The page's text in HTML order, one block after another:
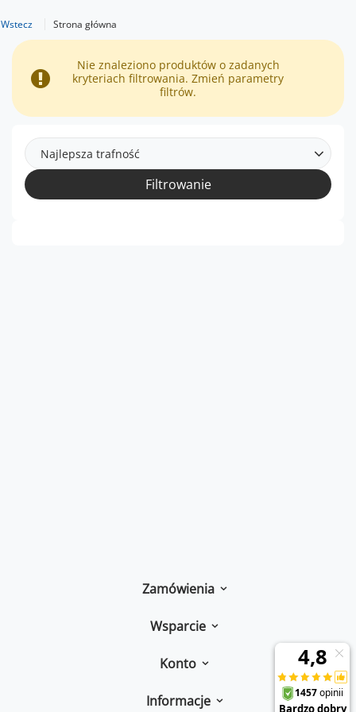
Wstecz Strona główna
Nie znaleziono produktów o zadanych
kryteriach filtrowania. Zmień parametry
filtrów.
Najlepsza trafność
Filtrowanie
Zamówienia
Wsparcie
Konto
Informacje